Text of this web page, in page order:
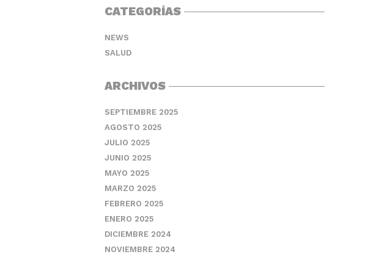
CATEGORÍAS
NEWS
SALUD
ARCHIVOS
SEPTIEMBRE 2025
AGOSTO 2025
JULIO 2025
JUNIO 2025
MAYO 2025
MARZO 2025
FEBRERO 2025
ENERO 2025
DICIEMBRE 2024
NOVIEMBRE 2024